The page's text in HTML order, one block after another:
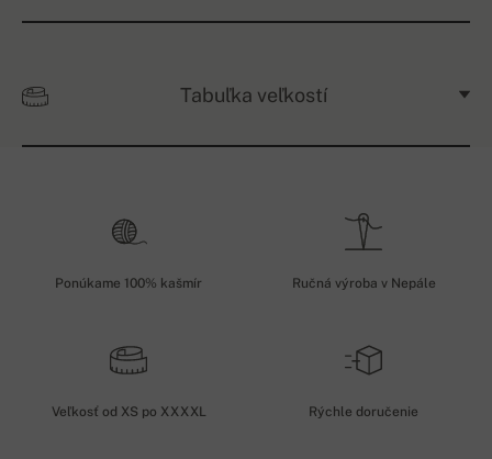
Tabuľka veľkostí
Ponúkame 100% kašmír Ručná výroba v Nepále
Veľkosť od XS po XXXXL Rýchle doručenie